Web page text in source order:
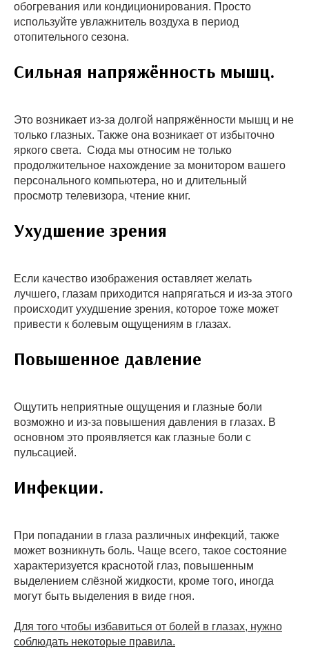
обогревания или кондиционирования. Просто
используйте увлажнитель воздуха в период
отопительного сезона.
Сильная напряжённость мышц.
Это возникает из-за долгой напряжённости мышц и не
только глазных. Также она возникает от избыточно
яркого света. Сюда мы относим не только
продолжительное нахождение за монитором вашего
персонального компьютера, но и длительный
просмотр телевизора, чтение книг.
Ухудшение зрения
Если качество изображения оставляет желать
лучшего, глазам приходится напрягаться и из-за этого
происходит ухудшение зрения, которое тоже может
привести к болевым ощущениям в глазах.
Повышенное давление
Ощутить неприятные ощущения и глазные боли
возможно и из-за повышения давления в глазах. В
основном это проявляется как глазные боли с
пульсацией.
Инфекции.
При попадании в глаза различных инфекций, также
может возникнуть боль. Чаще всего, такое состояние
характеризуется краснотой глаз, повышенным
выделением слёзной жидкости, кроме того, иногда
могут быть выделения в виде гноя.
Для того чтобы избавиться от болей в глазах, нужно
соблюдать некоторые правила.